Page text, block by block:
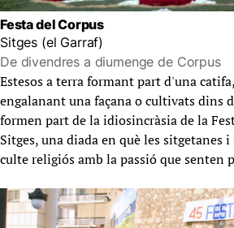
Festa del Corpus
Sitges (el Garraf)
De divendres a diumenge de Corpus
Estesos a terra formant part d'una
engalanant una façana o cultivats dins
formen part de la idiosincràsia de la
Sitges, una diada en què les sitgetanes
culte religiós amb la passió que senten